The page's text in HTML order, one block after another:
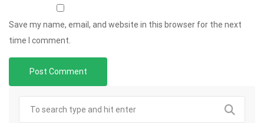
Save my name, email, and website in this browser for the next
time I comment.